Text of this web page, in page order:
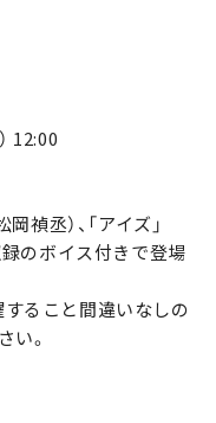
12:00
禎丞）、「アイズ」
録のボイス付きで登場
ること間違いなしの
い。